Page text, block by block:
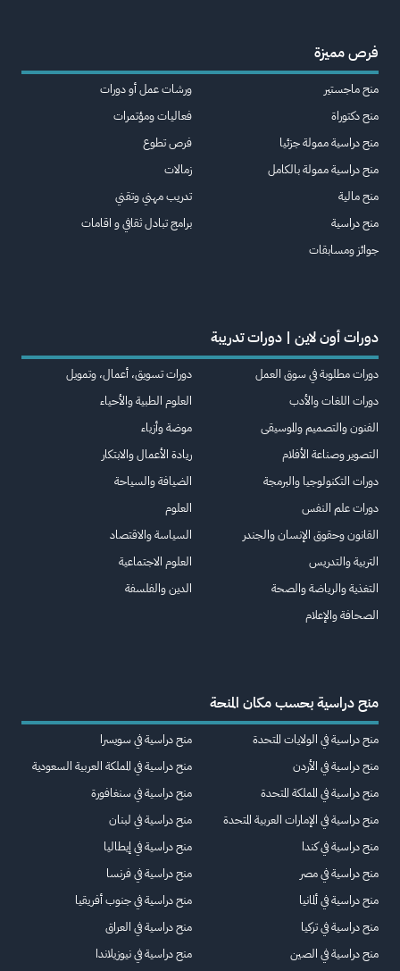
فرص مميزة
منح ماجستير
منح دكتوراة
منح دراسية ممولة جزئيا
منح دراسية ممولة بالكامل
منح مالية
منح دراسية
جوائز ومسابقات
ورشات عمل أو دورات
فعاليات ومؤتمرات
فرص تطوع
زمالات
تدريب مهني وتقني
برامج تبادل ثقافي و اقامات
دورات أون لاين | دورات تدريبة
دورات مطلوبة في سوق العمل
دورات اللغات والأدب
الفنون والتصميم والموسيقى
التصوير وصناعة الأفلام
دورات التكنولوجيا والبرمجة
دورات علم النفس
القانون وحقوق الإنسان والجندر
التربية والتدريس
التغذية والرياضة والصحة
الصحافة والإعلام
دورات تسويق، أعمال، وتمويل
العلوم الطبية والأحياء
موضة وأزياء
ريادة الأعمال والابتكار
الضيافة والسياحة
العلوم
السياسة والاقتصاد
العلوم الاجتماعية
الدين والفلسفة
منح دراسية بحسب مكان المنحة
منح دراسية في الولايات المتحدة
منح دراسية في الأردن
منح دراسية في المملكة المتحدة
منح دراسية في الإمارات العربية المتحدة
منح دراسية في كندا
منح دراسية في مصر
منح دراسية في ألمانيا
منح دراسية في تركيا
منح دراسية في الصين
منح دراسية في سويسرا
منح دراسية في المملكة العربية السعودية
منح دراسية في سنغافورة
منح دراسية في لبنان
منح دراسية في إيطاليا
منح دراسية في فرنسا
منح دراسية في جنوب أفريقيا
منح دراسية في العراق
منح دراسية في نيوزيلاندا